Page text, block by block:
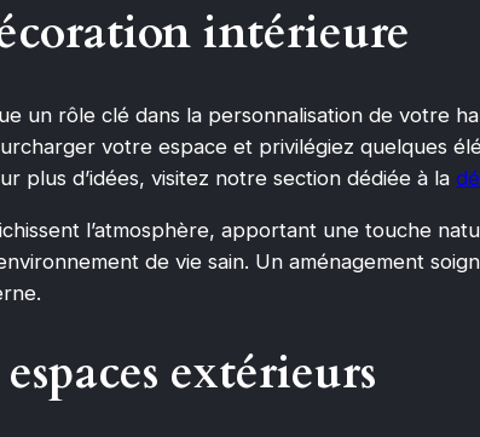
intérieure
un rôle clé dans la personnalisation de votre
votre espace et privilégiez quelques
plus d’idées, visitez notre section dédiée à la
l’atmosphère, apportant une touche
de vie sain. Un aménagement
extérieurs